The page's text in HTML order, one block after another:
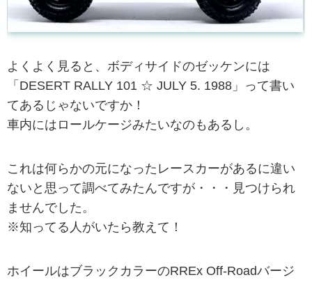
よくよく見ると、ボディサイドのゼッケンには
「DESERT RALLY 101 ☆ JULY 5. 1988」って書い
てあるじゃないですか！
車内にはロールケージみたいなのもあるし。
これは何らかの元になったレースカーがあるに違い
ないと思って調べてみたんですが・・・見つけられ
ませんでした。
※知ってる人がいたら教えて！
ホイールはブラックカラーのRREx Off-Roadバージ